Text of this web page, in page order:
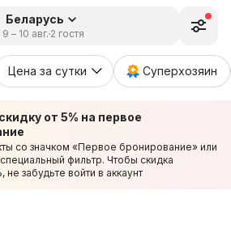
Беларусь
9 – 10 авг.2 гостя
Цена за сутки Суперхозяин
от 5% на первое
со значком «Первое бронирование» или
фильтр. Чтобы скидка
не забудьте войти в аккаунт